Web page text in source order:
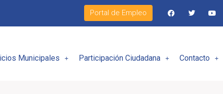
Portal de Empleo
Municipales Participación Ciudadana Contacto